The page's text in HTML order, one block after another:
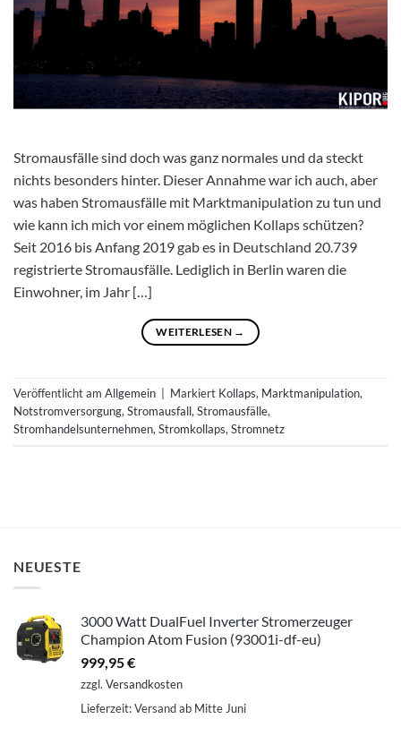
Stromausfälle sind doch was ganz normales und da steckt
nichts besonders hinter. Dieser Annahme war ich auch, aber
was haben Stromausfälle mit Marktmanipulation zu tun und
wie kann ich mich vor einem möglichen Kollaps schützen?
Seit 2016 bis Anfang 2019 gab es in Deutschland 20.739
registrierte Stromausfälle. Lediglich in Berlin waren die
Einwohner, im Jahr […]
WEITERLESEN →
Veröffentlicht am Allgemein Markiert Kollaps, Marktmanipulation,
Notstromversorgung, Stromausfall, Stromausfälle,
Stromhandelsunternehmen, Stromkollaps, Stromnetz
NEUESTE
3000 Watt DualFuel Inverter Stromerzeuger
Champion Atom Fusion (93001i-df-eu)
999,95€
zzgl. Versandkosten
Lieferzeit:Versand ab Mitte Juni